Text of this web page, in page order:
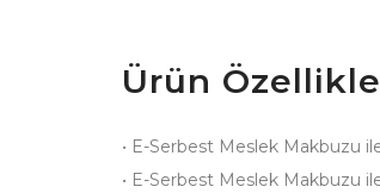
Ürün
• E-Serbest Meslek Makbuzu
• E-Serbest Meslek Makbuzu